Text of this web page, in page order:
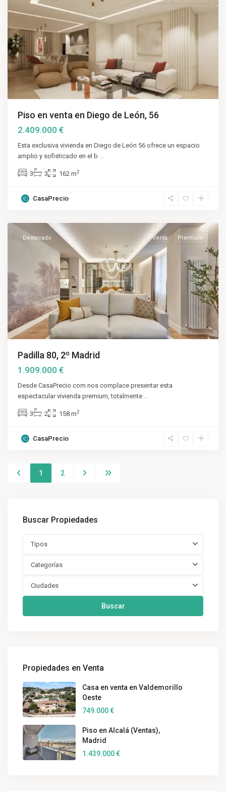
Piso en venta en Diego de León, 56
2.409.000 €
Esta exclusiva vivienda en Diego de León 56 ofrece un espacio
amplio y sofisticado en el b ...
3 3 162 m2
CasaPrecio
Salamanca,
Destacado Venta Premium
Padilla 80, 2º Madrid
1.909.000 €
Desde CasaPrecio.com nos complace presentar esta
espectacular vivienda premium, totalmente ...
3 2 158 m2
CasaPrecio
1 2
Buscar Propiedades
Tipos
Categorías
Ciudades
Buscar
Propiedades en Venta
Casa en venta en Valdemorillo
Oeste
749.000 €
Piso en Alcalá (Ventas),
Madrid
1.439.000 €